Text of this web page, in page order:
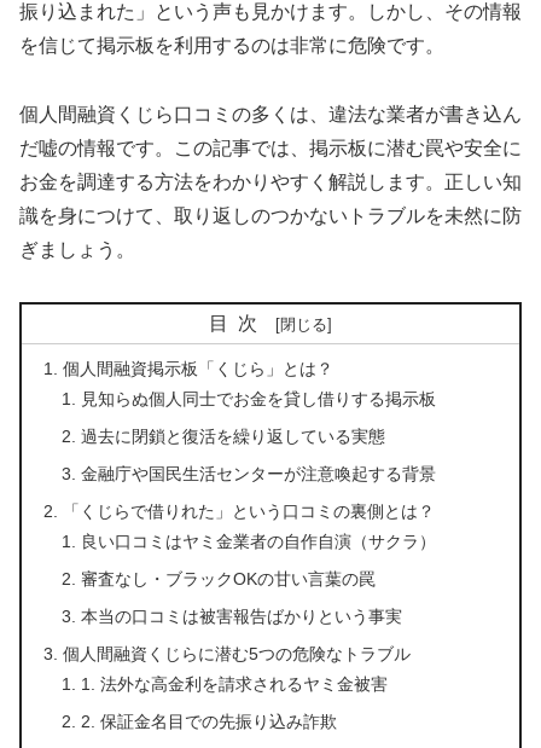
振り込まれた」という声も見かけます。しかし、その情報
を信じて掲示板を利用するのは非常に危険です。
個人間融資くじら口コミの多くは、違法な業者が書き込ん
だ嘘の情報です。この記事では、掲示板に潜む罠や安全に
お金を調達する方法をわかりやすく解説します。正しい知
識を身につけて、取り返しのつかないトラブルを未然に防
ぎましょう。
目次
個人間融資掲示板「くじら」とは？
見知らぬ個人同士でお金を貸し借りする掲示板
過去に閉鎖と復活を繰り返している実態
金融庁や国民生活センターが注意喚起する背景
「くじらで借りれた」という口コミの裏側とは？
良い口コミはヤミ金業者の自作自演（サクラ）
審査なし・ブラックOKの甘い言葉の罠
本当の口コミは被害報告ばかりという事実
個人間融資くじらに潜む5つの危険なトラブル
1. 法外な高金利を請求されるヤミ金被害
2. 保証金名目での先振り込み詐欺